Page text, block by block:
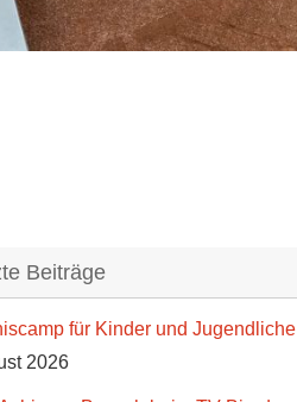
Beiträge
für Kinder und Jugendliche
2026